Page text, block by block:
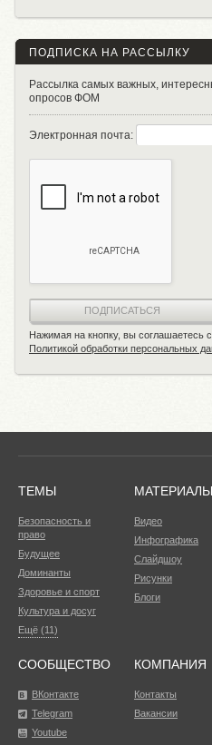
ПОДПИСКА НА РАССЫЛКУ
Рассылка самых важных,
опросов ФОМ
Электронная почта:
ПОДПИСАТЬСЯ
Нажимая на кнопку, вы соглашаетесь с
Политикой обработки персональных
ТЕМЫ
Безопасность и
право
Будущее
Доминанты
Здоровье и спорт
Культура и досуг
Ещё (11)
МАТЕРИАЛЫ
Видео
Инфографика
Слайдшоу
Рисунки
Блоги
СООБЩЕСТВО
ВКонтакте
Telegram
Youtube
КОМПАНИЯ
Контакты
Вакансии